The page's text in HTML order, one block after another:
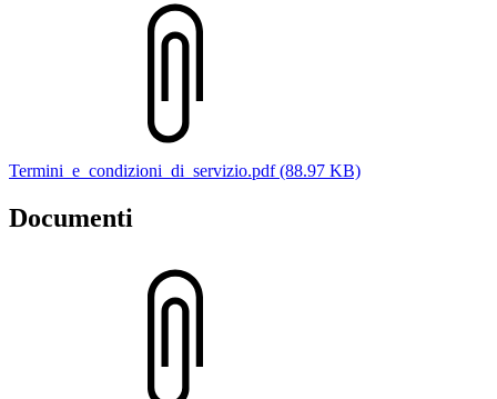
Termini_e_condizioni_di_servizio.pdf (88.97 KB)
Documenti